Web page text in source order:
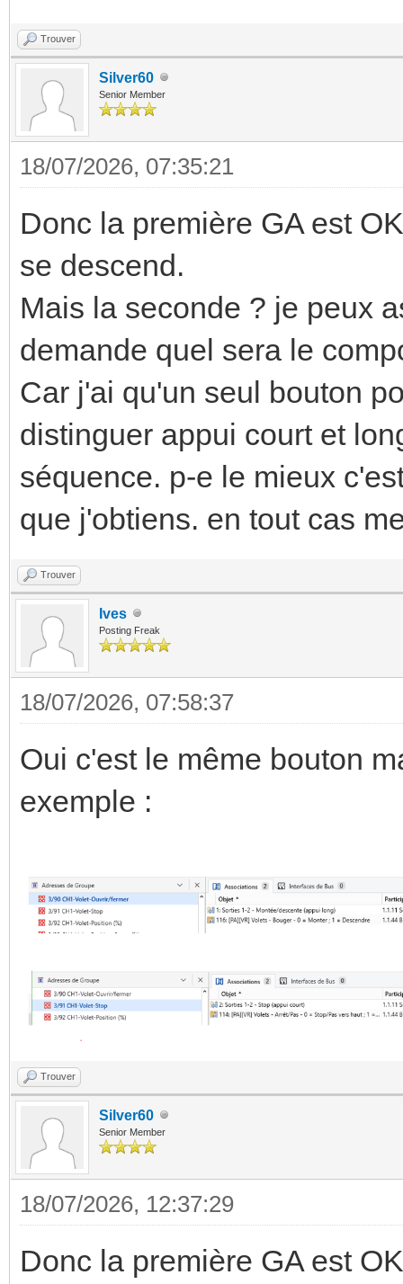
Trouver
Silver60
Senior Member
18/07/2026, 07:35:21
Donc la première GA est
se descend.
Mais la seconde ? je peux
demande quel sera le
Car j'ai qu'un seul bouton
distinguer appui court et
séquence. p-e le mieux
que j'obtiens. en tout cas
Trouver
Ives
Posting Freak
18/07/2026, 07:58:37
Oui c'est le même bouton
exemple :
Trouver
Silver60
Senior Member
18/07/2026, 12:37:29
Donc la première GA est